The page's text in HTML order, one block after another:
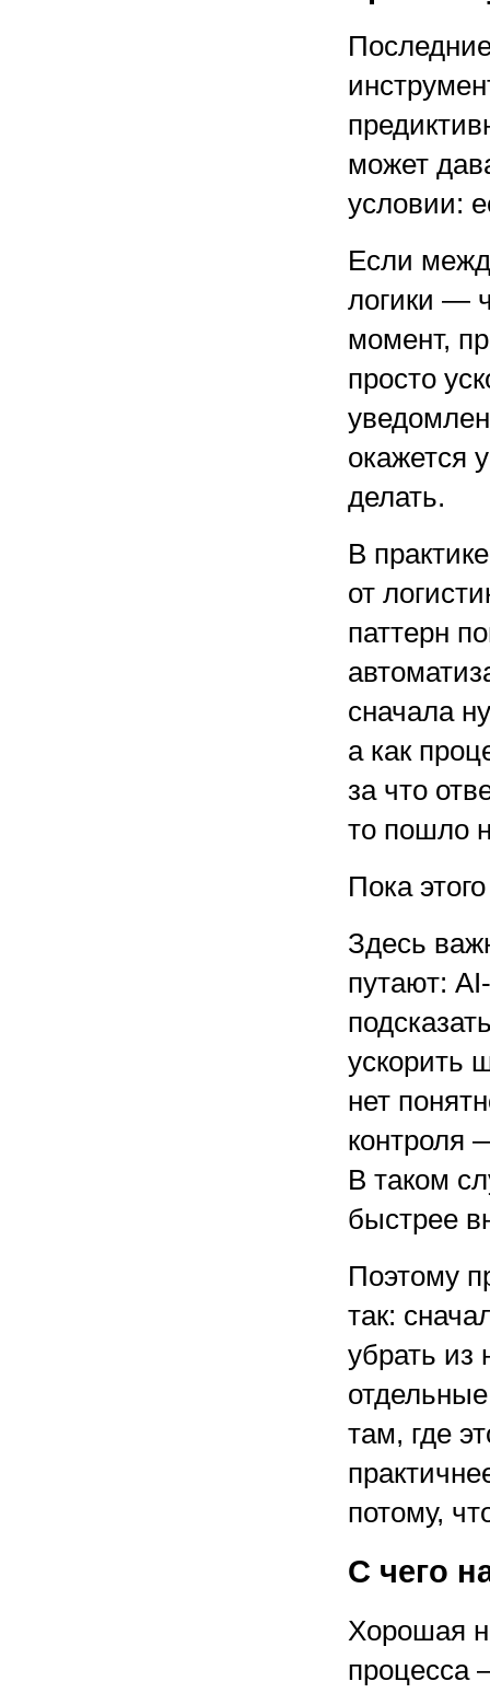
может
условии:
Если
логики —
момент,
просто
окажется
делать.
В
от
паттерн
сначала
а как
за что
то пошло
Пока
Здесь
путают:
ускорить
нет
контроля
В таком
быстрее
Поэтому
так:
убрать из
там, где
потому,
С чего
Хорошая
процесса